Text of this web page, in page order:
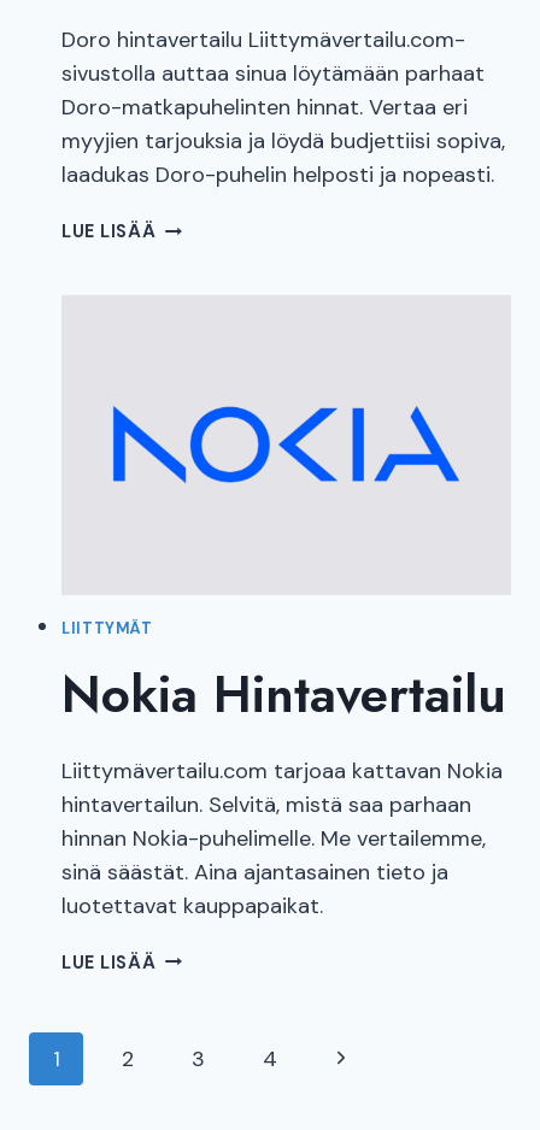
Doro hintavertailu Liittymävertailu.com-
sivustolla auttaa sinua löytämään parhaat
Doro-matkapuhelinten hinnat. Vertaa eri
myyjien tarjouksia ja löydä budjettiisi sopiva,
laadukas Doro-puhelin helposti ja nopeasti.
LUE LISÄÄ DORO
LIITTYMÄT
Nokia Hintavertailu
Liittymävertailu.com tarjoaa kattavan Nokia
hintavertailun. Selvitä, mistä saa parhaan
hinnan Nokia-puhelimelle. Me vertailemme,
sinä säästät. Aina ajantasainen tieto ja
luotettavat kauppapaikat.
LUE LISÄÄ NOKIA
Sivunavigointi
1 2 3 4
Seuraava